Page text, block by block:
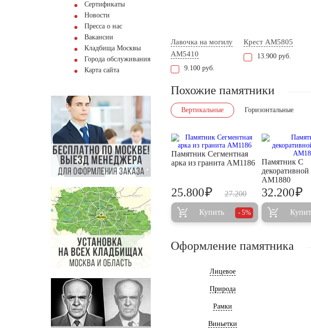
Сертификаты
Новости
Пресса о нас
Вакансии
Кладбища Москвы
Города обслуживания
Карта сайта
Лавочка на могилу
AM5410
9.100 руб.
Крест AM5805
13.900 руб.
Похожие памятники
Вертикальные Горизонтальные
Памятник Сегментная
арка из гранита AM1186
27.200
25.800₽
Купить 5%
Памятник С
декоративной
AM1880
32.200₽
Оформление памятника
Лицевое
Природа
Рамки
Виньетки